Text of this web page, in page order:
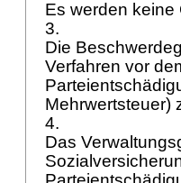
Es werden keine
3.
Die
Verfahren vor
Mehrwertsteuer)
4.
Das